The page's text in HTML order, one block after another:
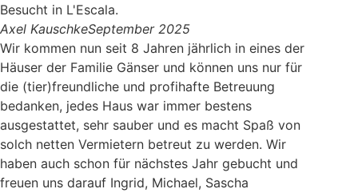
Besucht in L'Escala.
Axel KauschkeSeptember 2025
Wir kommen nun seit 8 Jahren jährlich in eines der
Häuser der Familie Gänser und können uns nur für
die (tier)freundliche und profihafte Betreuung
bedanken, jedes Haus war immer bestens
ausgestattet, sehr sauber und es macht Spaß von
solch netten Vermietern betreut zu werden. Wir
haben auch schon für nächstes Jahr gebucht und
freuen uns darauf Ingrid, Michael, Sascha